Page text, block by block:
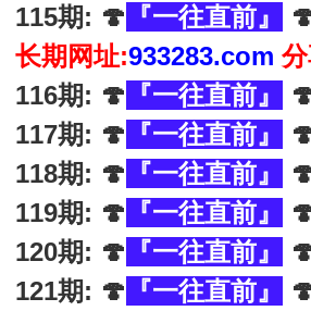
115期: 🍄 『一往直前』
长期网址:933283.com
116期: 🍄 『一往直前』
117期: 🍄 『一往直前』
118期: 🍄 『一往直前』
119期: 🍄 『一往直前』
120期: 🍄 『一往直前』
121期: 🍄 『一往直前』